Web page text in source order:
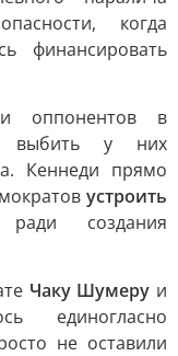
когда
финансировать
оппонентов в
выбить у них
Кеннеди прямо
устроить
создания
Чаку Шумеру и
единогласно
не оставили